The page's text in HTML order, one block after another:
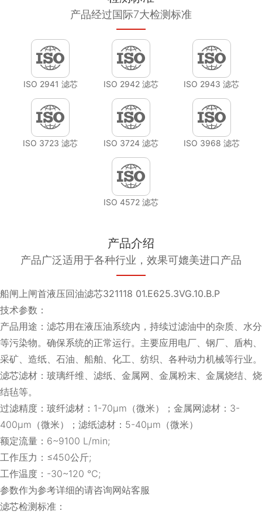
产品经过国际7大检测标准
ISO 2941 滤芯 ISO 2942 滤芯 ISO 2943 滤芯
ISO 3723 滤芯 ISO 3724 滤芯 ISO 3968 滤芯
ISO 4572 滤芯
产品介绍
产品广泛适用于各种行业，效果可媲美进口产品
船闸上闸首液压回油滤芯321118 01.E625.3VG.10.B.P
技术参数：
产品用途：滤芯用在液压油系统内，持续过滤油中的杂质、水分
等污染物。确保系统的正常运行。主要应用电厂、钢厂、盾构、
采矿、造纸、石油、船舶、化工、纺织、各种动力机械等行业。
滤芯滤材：玻璃纤维、滤纸、金属网、金属粉末、金属烧结、烧
结毡等。
过滤精度：玻纤滤材：1-70μm（微米）；金属网滤材：3-
400μm（微米）；滤纸滤材：5-40μm（微米）
额定流量：6~9100 L/min;
工作压力：≤450公斤;
工作温度：-30~120 ℃;
参数作为参考详细的请咨询网站客服
滤芯检测标准：